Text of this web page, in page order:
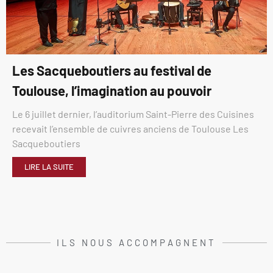
Les Sacqueboutiers au festival de
Toulouse, l’imagination au pouvoir
Le 6 juillet dernier, l’auditorium Saint-Pierre des Cuisines
recevait l’ensemble de cuivres anciens de Toulouse Les
Sacqueboutiers
LIRE LA SUITE
ILS NOUS ACCOMPAGNENT